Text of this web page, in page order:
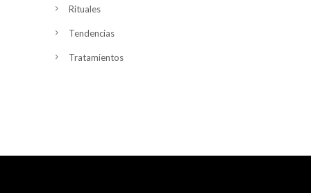
Rituales
Tendencias
Tratamientos